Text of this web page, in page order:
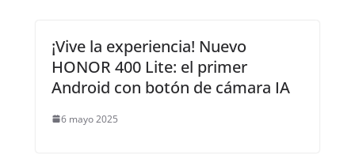
¡Vive la experiencia! Nuevo
HONOR 400 Lite: el primer
Android con botón de cámara IA
6 mayo 2025